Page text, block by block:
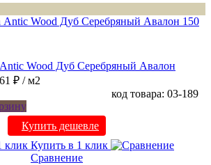
Wood Дуб Серебряный Авалон
₽ / м2
код товара: 03-189
Купить дешевле
Купить в 1 клик
Сравнение